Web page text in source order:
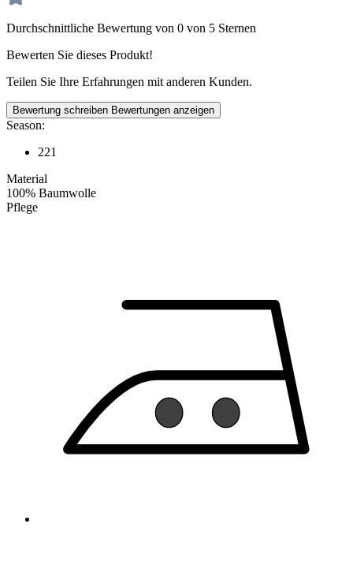
Durchschnittliche Bewertung von 0 von 5 Sternen
Bewerten Sie dieses Produkt!
Teilen Sie Ihre Erfahrungen mit anderen Kunden.
Bewertung schreiben Bewertungen anzeigen
Season:
221
Material
100% Baumwolle
Pflege